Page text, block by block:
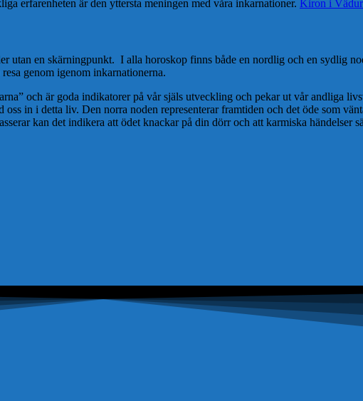
erfarenheten är den yttersta meningen med våra inkarnationer. Kiron i
utan en skärningpunkt. I alla horoskop finns både en nordlig och en sydlig
genom igenom inkarnationerna.
och är goda indikatorer på vår själs utveckling och pekar ut vår andliga
in i detta liv. Den norra noden representerar framtiden och det öde som
kan det indikera att ödet knackar på din dörr och att karmiska händelser